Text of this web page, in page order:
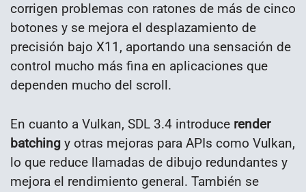
corrigen problemas con ratones de más de cinco
botones y se mejora el desplazamiento de
precisión bajo X11, aportando una sensación de
control mucho más fina en aplicaciones que
dependen mucho del scroll.
En cuanto a Vulkan, SDL 3.4 introduce render
batching y otras mejoras para APIs como Vulkan,
lo que reduce llamadas de dibujo redundantes y
mejora el rendimiento general. También se